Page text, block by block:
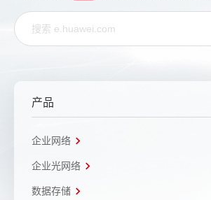
产品
企业网络
企业光网络
数据存储